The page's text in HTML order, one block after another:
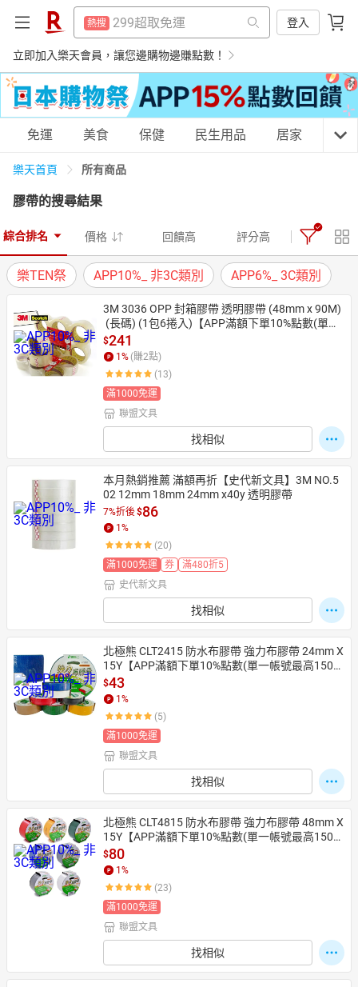
熱搜 299超取免運
熱搜 防颱專區
熱搜 平板電腦
熱搜 微波爐
抽7777點
熱搜 熱門飯店推薦
登入
立即加入樂天會員，讓您邊購物邊賺點數！
熱搜 防颱專區
平板電腦
熱搜 微波爐
熱搜 床架
熱搜 電子閱讀器
熱搜 吹風機
熱搜
熱搜 熱門飯店推薦
購物網分類
居家生活 3C家電 運動休閒 親子玩具
女裝 男裝
電子/紙本書
HOT
免運 美食 保健 民生用品 居家 3C
樂天首頁 所有商品
膠帶的搜尋結果
綜合排名 價格 回饋高 評分高
樂TEN祭 APP10%_ 非3C類別 APP6%_ 3C類別
3M 3036 OPP 封箱膠帶 透明膠帶 (48mm x 90M)
(長碼) (1包6捲入)【APP滿額下單10%點數(單一
帳號最高1500點)】8/31止
$241
1 % (賺2點)
(13)
滿1000免運
聯盟文具
找相似
本月熱銷推薦 滿額再折【史代新文具】3M NO.5
02 12mm 18mm 24mm x40y 透明膠帶
7%折後$86
1 %
(20)
滿1000免運
券
滿480折5
史代新文具
找相似
北極熊 CLT2415 防水布膠帶 強力布膠帶 24mm X
15Y【APP滿額下單10%點數(單一帳號最高1500
點)】8/31止
$43
1 %
(5)
滿1000免運
聯盟文具
找相似
北極熊 CLT4815 防水布膠帶 強力布膠帶 48mm X
15Y【APP滿額下單10%點數(單一帳號最高1500
點)】8/31止
$80
1 %
(23)
滿1000免運
聯盟文具
找相似